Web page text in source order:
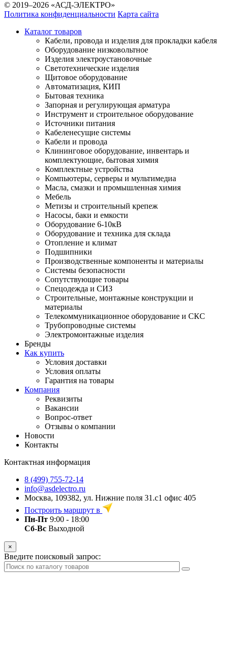
© 2019–2026 «АСД-ЭЛЕКТРО»
Политика конфиденциальности Карта сайта
Каталог товаров
Кабели, провода и изделия для прокладки кабеля
Оборудование низковольтное
Изделия электроустановочные
Светотехнические изделия
Щитовое оборудование
Автоматизация, КИП
Бытовая техника
Запорная и регулирующая арматура
Инструмент и строительное оборудование
Источники питания
Кабеленесущие системы
Кабели и провода
Клининговое оборудование, инвентарь и
комплектующие, бытовая химия
Комплектные устройства
Компьютеры, серверы и мультимедиа
Масла, смазки и промышленная химия
Мебель
Метизы и строительный крепеж
Насосы, баки и емкости
Оборудование 6-10кВ
Оборудование и техника для склада
Отопление и климат
Подшипники
Производственные компоненты и материалы
Системы безопасности
Сопутствующие товары
Спецодежда и СИЗ
Строительные, монтажные конструкции и
материалы
Телекоммуникационное оборудование и СКС
Трубопроводные системы
Электромонтажные изделия
Бренды
Как купить
Условия доставки
Условия оплаты
Гарантия на товары
Компания
Реквизиты
Вакансии
Вопрос-ответ
Отзывы о компании
Новости
Контакты
Контактная информация
8 (499) 755-72-14
info@asdelectro.ru
Москва, 109382, ул. Нижние поля 31.с1 офис 405
Построить маршрут в
Пн-Пт 9:00 - 18:00
Сб-Вс Выходной
×
Введите поисковый запрос: